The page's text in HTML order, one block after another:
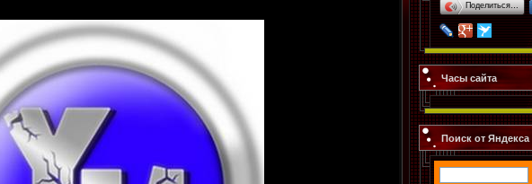
Поделиться…
Часы сайта
Поиск от Яндекса